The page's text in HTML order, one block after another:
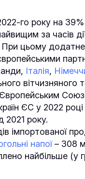
го року на 39%
за часів
цьому
Італія,
вітчизняного
країн ЄС у 2022
2021 року.
імпортованої
напої– 308
найбільше